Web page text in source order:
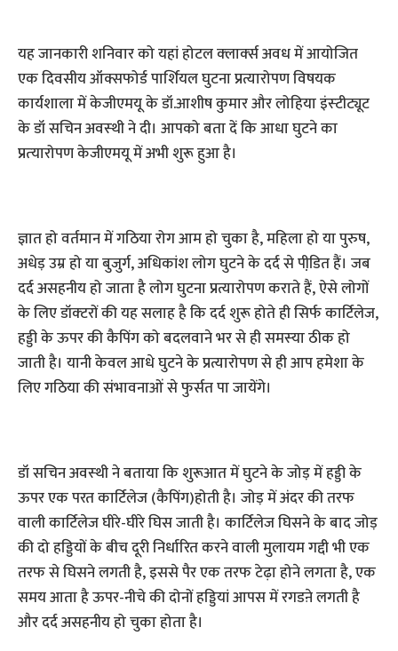
यह जानकारी शनिवार को यहां होटल क्‍लार्क्‍स अवध में आयोजित
एक दिवसीय ऑक्सफोर्ड पार्शियल घुटना प्रत्यारोपण विषयक
कार्यशाला में केजीएमयू के डॉ.आशीष कुमार और लोहिया इंस्‍टीट्यूट
के डॉ सचिन अवस्‍थी ने दी। आपको बता दें कि आधा घुटने का
प्रत्‍यारोपण केजीएमयू में अभी शुरू हुआ है।
ज्ञात हो वर्तमान में गठिया रोग आम हो चुका है, महिला हो या पुरुष,
अधेड़ उम्र हो या बुजुर्ग, अधिकांश लोग घुटने के दर्द से पीडि़त हैं। जब
दर्द असहनीय हो जाता है लोग घुटना प्रत्यारोपण कराते हैं, ऐसे लोगों
के लिए डॉक्‍टरों की यह सलाह है कि दर्द शुरू होते ही सिर्फ कार्टिलेज,
हड्डी के ऊपर की कैपिंग को बदलवाने भर से ही समस्‍या ठीक हो
जाती है। यानी केवल आधे घुटने के प्रत्यारोपण से ही आप हमेशा के
लिए गठिया की संभावनाओं से फुर्सत पा जायेंगे।
डॉ सचिन अवस्‍थी ने बताया कि शुरूआत में घुटने के जोड़ में हड्डी के
ऊपर एक परत कार्टिलेज (कैपिंग)होती है। जोड़ में अंदर की तरफ
वाली कार्टिलेज घीरे-घीरे घिस जाती है। कार्टिलेज घिसने के बाद जोड़
की दो हड्डियों के बीच दूरी निर्धारित करने वाली मुलायम गद्दी भी एक
तरफ से घिसने लगती है, इससे पैर एक तरफ टेढ़ा होने लगता है, एक
समय आता है ऊपर-नीचे की दोनों हड्डियां आपस में रगडऩे लगती है
और दर्द असहनीय हो चुका होता है।